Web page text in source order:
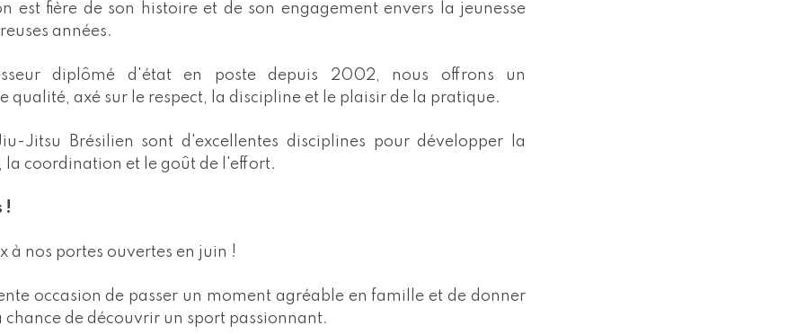
est fière de son histoire et de son engagement envers la jeunesse
années.
diplômé d'état en poste depuis 2002, nous offrons un
qualité, axé sur le respect, la discipline et le plaisir de la pratique.
Jitsu Brésilien sont d'excellentes disciplines pour développer la
la coordination et le goût de l'effort.
!
à nos portes ouvertes en juin !
occasion de passer un moment agréable en famille et de donner
de découvrir un sport passionnant.